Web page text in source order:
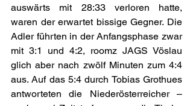
auswärts mit 28:33 verloren hatte,
waren der erwartet bissige Gegner. Die
Adler führten in der Anfangsphase zwar
mit 3:1 und 4:2, roomz JAGS Vöslau
glich aber nach zwölf Minuten zum 4:4
aus. Auf das 5:4 durch Tobias Grothues
antworteten die Niederösterreicher –